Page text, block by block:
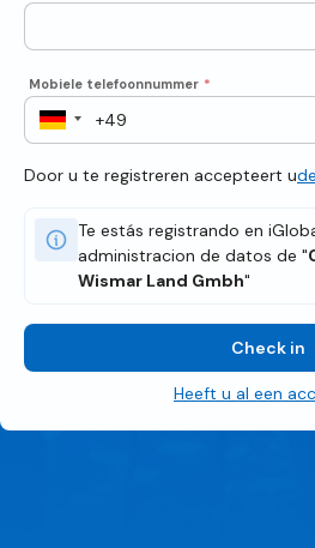
Mobiele telefoonnummer *
Door u te registreren accepteert u
Te estás registrando en
administracion de datos de "
Wismar Land Gmbh"
Check in
Heeft u al een